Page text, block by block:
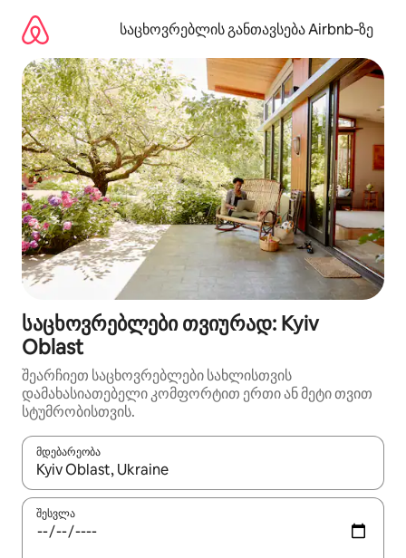
გადასვლა
საცხოვრებლის განთავსება Airbnb‑ზე
საცხოვრებლები თვიურად: Kyiv
Oblast
შეარჩიეთ საცხოვრებლები სახლისთვის
დამახასიათებელი კომფორტით ერთი ან მეტი თვით
სტუმრობისთვის.
მდებარეობა
როცა შედეგები ხელმისაწვდომი გახდება, ნავიგაციისთვის
შესვლა